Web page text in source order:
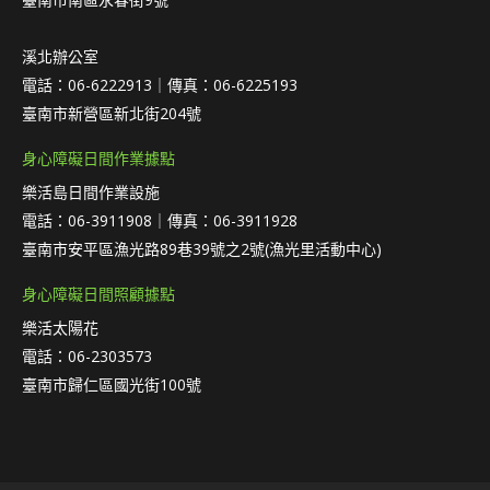
溪北辦公室
電話：06-6222913｜傳真：06-6225193
臺南市新營區新北街204號
身心障礙日間作業據點
樂活島日間作業設施
電話：06-3911908｜傳真：06-3911928
臺南市安平區漁光路89巷39號之2號(漁光里活動中心)
身心障礙日間照顧據點
樂活太陽花
電話：06-2303573
臺南市歸仁區國光街100號